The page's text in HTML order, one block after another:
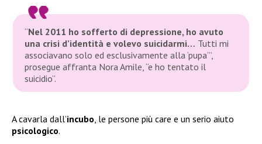
“Nel 2011 ho sofferto di depressione, ho avuto
una crisi d’identità e volevo suicidarmi… Tutti mi
associavano solo ed esclusivamente alla ‘pupa’”,
prosegue affranta Nora Amile,“e ho tentato il
suicidio”.
A cavarla dall’incubo, le persone più care e un serio aiuto
psicologico.